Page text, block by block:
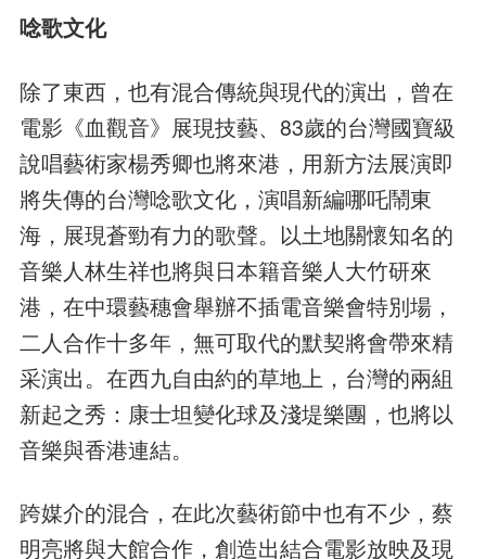
唸歌文化
除了東西，也有混合傳統與現代的演出，曾在
電影《血觀音》展現技藝、83歲的台灣國寶級
說唱藝術家楊秀卿也將來港，用新方法展演即
將失傳的台灣唸歌文化，演唱新編哪吒鬧東
海，展現蒼勁有力的歌聲。以土地關懷知名的
音樂人林生祥也將與日本籍音樂人大竹研來
港，在中環藝穗會舉辦不插電音樂會特別場，
二人合作十多年，無可取代的默契將會帶來精
采演出。在西九自由約的草地上，台灣的兩組
新起之秀：康士坦變化球及淺堤樂團，也將以
音樂與香港連結。
跨媒介的混合，在此次藝術節中也有不少，蔡
明亮將與大館合作，創造出結合電影放映及現